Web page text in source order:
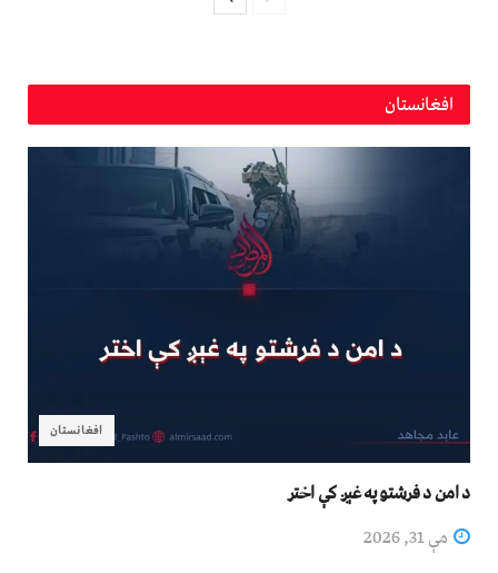
افغانستان
افغانستان
د امن د فرشتو په غېږ کې اختر
مې 31, 2026